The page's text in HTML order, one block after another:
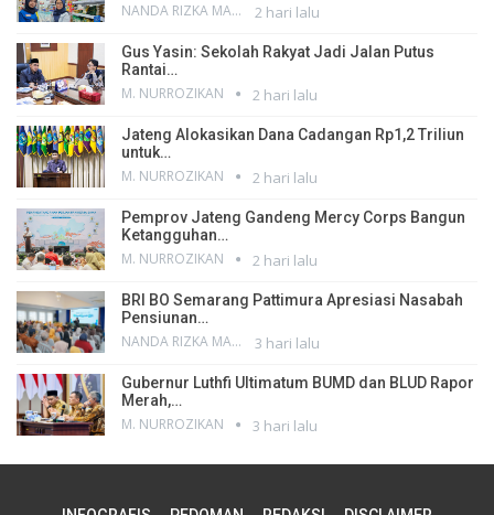
NANDA RIZKA MAHENDRA 2 hari lalu
Gus Yasin: Sekolah Rakyat Jadi Jalan Putus
Rantai…
M. NURROZIKAN 2 hari lalu
Jateng Alokasikan Dana Cadangan Rp1,2 Triliun
untuk…
M. NURROZIKAN 2 hari lalu
Pemprov Jateng Gandeng Mercy Corps Bangun
Ketangguhan…
M. NURROZIKAN 2 hari lalu
BRI BO Semarang Pattimura Apresiasi Nasabah
Pensiunan…
NANDA RIZKA MAHENDRA 3 hari lalu
Gubernur Luthfi Ultimatum BUMD dan BLUD Rapor
Merah,…
M. NURROZIKAN 3 hari lalu